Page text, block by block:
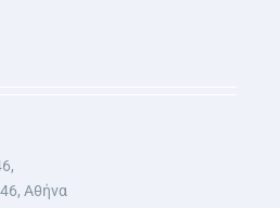
Αθήνα